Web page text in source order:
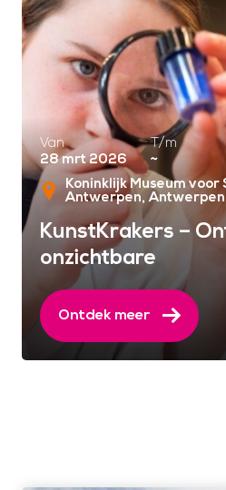
Van
28 mrt 2026
T/m
~
Koninklijk Museum voor
Antwerpen Antwerpen
KunstKrakers –
onzichtbare
Ontdek meer